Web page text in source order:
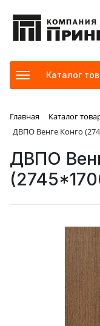
Каталог
Главная Каталог
ДВПО Венге Конго
ДВПО